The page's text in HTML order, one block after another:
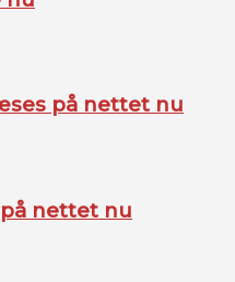
på nettet nu
nettet nu